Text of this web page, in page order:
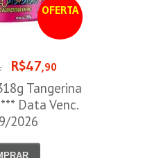
OFERTA
R$47,90
Tangerina
Data Venc.
2026